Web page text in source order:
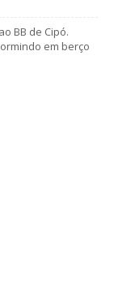
BB de Cipó.
em berço